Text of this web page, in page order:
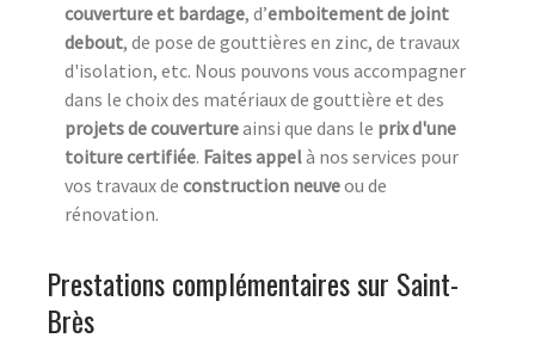
couverture et bardage, d’emboitement de joint
debout, de pose de gouttières en zinc, de travaux
d'isolation, etc. Nous pouvons vous accompagner
dans le choix des matériaux de gouttière et des
projets de couvertureainsi que dans le prix d'une
toiture certifiée. Faites appelà nos services pour
vos travaux de construction neuveou de
rénovation.
Prestations complémentaires sur Saint-
Brès